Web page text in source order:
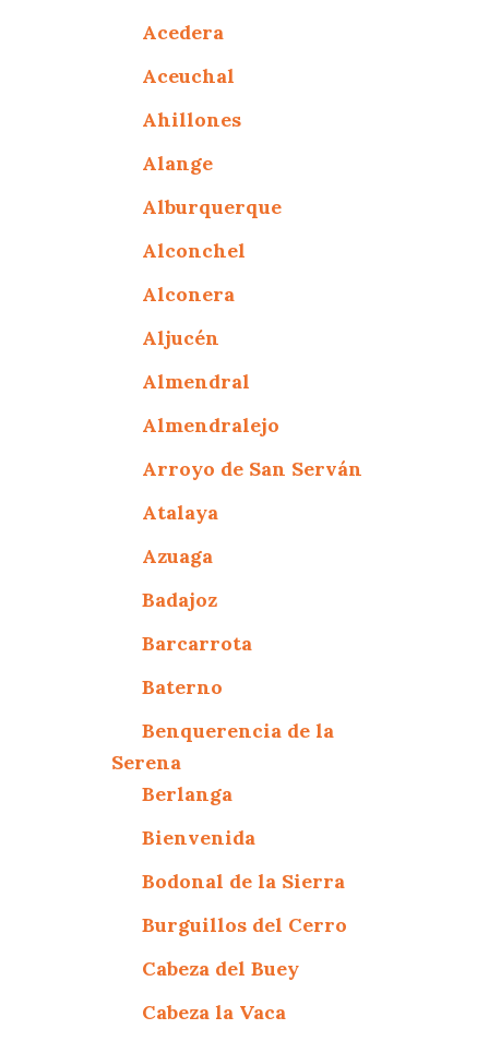
Acedera
Aceuchal
Ahillones
Alange
Alburquerque
Alconchel
Alconera
Aljucén
Almendral
Almendralejo
Arroyo de San Serván
Atalaya
Azuaga
Badajoz
Barcarrota
Baterno
Benquerencia de la
Serena
Berlanga
Bienvenida
Bodonal de la Sierra
Burguillos del Cerro
Cabeza del Buey
Cabeza la Vaca